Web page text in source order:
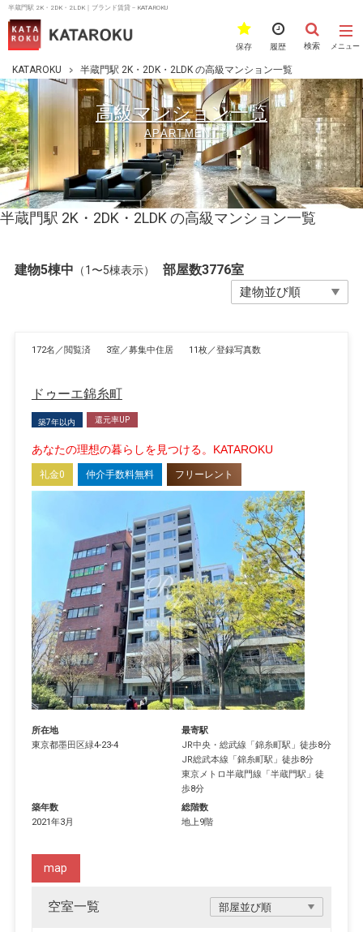
半蔵門駅 2K・2DK・2LDK｜ブランド賃貸－KATAROKU
メニュー
検索
履歴
保存
KATAROKU 半蔵門駅 2K・2DK・2LDK の高級マンション一覧
高級マンション一覧
APARTMENT
半蔵門駅 2K・2DK・2LDK の高級マンション一覧
建物5棟中 （1〜5棟表示） 部屋数3776室
172名／閲覧済 3室／募集中住居 11枚／登録写真数
ドゥーエ錦糸町
築7年以内 還元率UP
あなたの理想の暮らしを見つける。KATAROKU
礼金0 仲介手数料無料 フリーレント
所在地
東京都墨田区緑4-23-4
最寄駅
JR中央・総武線 「錦糸町駅 」徒歩8分
JR総武本線 「錦糸町駅 」徒歩8分
東京メトロ半蔵門線 「半蔵門駅 」徒
歩8分
築年数
2021年3月
総階数
地上9階
空室一覧
map